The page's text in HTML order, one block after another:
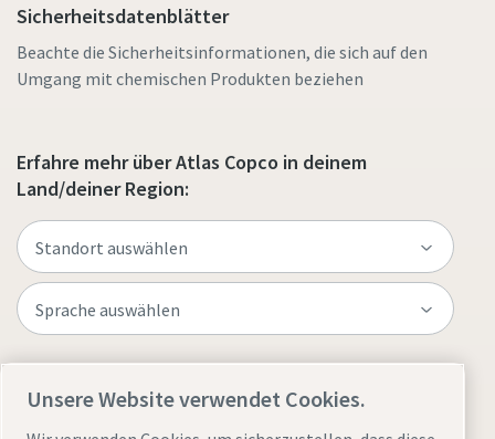
Sicherheitsdatenblätter
Beachte die Sicherheitsinformationen, die sich auf den
Umgang mit chemischen Produkten beziehen
Erfahre mehr über Atlas Copco in deinem
Land/deiner Region:
Unsere Website verwendet Cookies.